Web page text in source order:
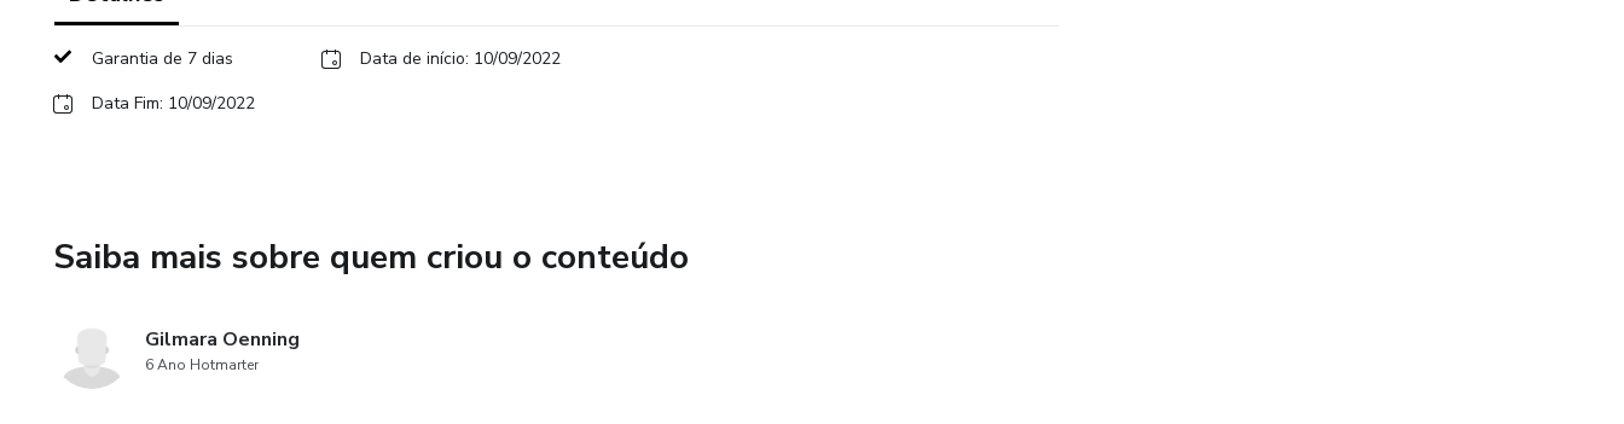
Garantia de 7 dias
Data de início: 10/09/2022
Data Fim: 10/09/2022
Saiba mais sobre quem criou o conteúdo
Gilmara Oenning
6 Ano Hotmarter